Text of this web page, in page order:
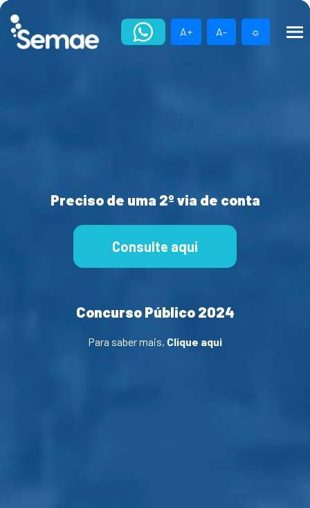
Skip
content
A+ A- ☼
Preciso de uma 2º via de conta
Consulte aqui
Concurso Público 2024
Para saber mais, Clique aqui